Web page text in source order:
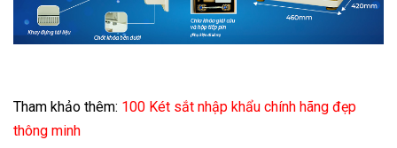
Tham khảo thêm: 100 Két sắt nhập khẩu chính hãng đẹp
thông minh